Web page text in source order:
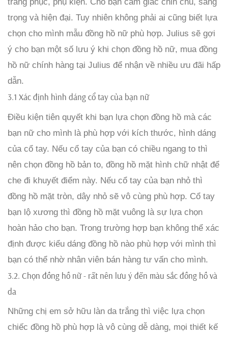
trọng và hiện đại. Tuy nhiên không phải ai cũng biết lựa
chọn cho mình mẫu đồng hồ nữ phù hợp. Julius sẽ gợi
ý cho bạn một số lưu ý khi chọn đồng hồ nữ, mua đồng
hồ nữ chính hàng tại Julius để nhận về nhiều ưu đãi hấp
dẫn.
3.1 Xác định hình dáng cổ tay của bạn nữ
Điều kiện tiên quyết khi bạn lựa chọn đồng hồ mà các
bạn nữ cho mình là phù hợp với kích thước, hình dáng
của cổ tay. Nếu cổ tay của bạn có chiều ngang to thì
nên chọn đồng hồ bản to, đồng hồ mặt hình chữ nhật để
che đi khuyết điểm này. Nếu cổ tay của bạn nhỏ thì
đồng hồ mặt tròn, dây nhỏ sẽ vô cùng phù hợp. Cổ tay
bạn lộ xương thì đồng hồ mặt vuông là sự lựa chọn
hoàn hảo cho bạn. Trong trường hợp bạn không thể xác
định được kiểu dáng đồng hồ nào phù hợp với mình thì
bạn có thể nhờ nhân viên bán hàng tư vấn cho mình.
3.2. Chọn đồng hồ nữ - rất nên lưu ý đến màu sắc đồng hồ và
da
Những chị em sở hữu làn da trắng thì việc lựa chọn
chiếc đồng hồ phù hợp là vô cùng dễ dàng, mọi thiết kế